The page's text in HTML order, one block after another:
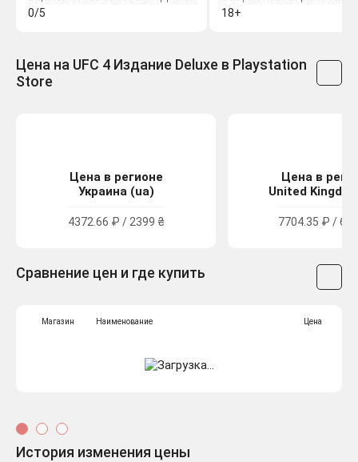
0/5
18+
Цена на UFC 4 Издание Deluxe в Playstation
Store
Цена в регионе
Украина (ua)
4372.66 ₽ / 2399 ₴
Цена в
United
7704.35 ₽ /
Сравнение цен и где купить
Магазин Наименование Цена
История изменения цены